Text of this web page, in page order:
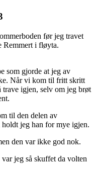
før jeg travet
Remmert i fløyta.
som gjorde at jeg av
Når vi kom til fritt skritt
trave igjen, selv om jeg brøt
til den delen av
jeg han for mye igjen.
den var ikke god nok.
jeg så skuffet da volten